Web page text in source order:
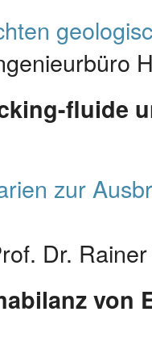
fluide
zur
Dr.
von